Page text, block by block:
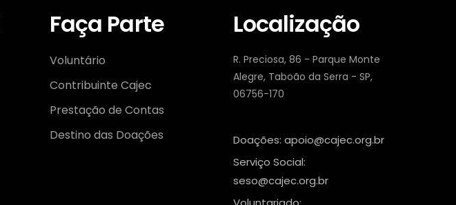
Faça Parte
Voluntário
Contribuinte Cajec
Prestação de Contas
Destino das Doações
Localização
R. Preciosa, 86 - Parque Monte
Alegre, Taboão da Serra - SP,
06756-170
Doações: apoio@cajec.org.br
Serviço Social:
seso@cajec.org.br